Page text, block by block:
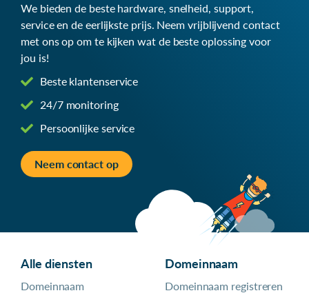
We bieden de beste hardware, snelheid, support,
service en de eerlijkste prijs. Neem vrijblijvend contact
met ons op om te kijken wat de beste oplossing voor
jou is!
Beste klantenservice
24/7 monitoring
Persoonlijke service
Neem contact op
Alle diensten
Domeinnaam
Domeinnaam
Domeinnaam registreren